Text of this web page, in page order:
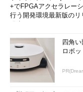
+でFPGAアクセラレー
行う開発環境最新版のリ
四角
ロボ